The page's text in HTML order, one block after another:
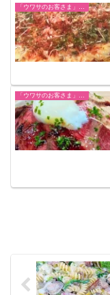
「ウワサのお客さま」レシピ一覧